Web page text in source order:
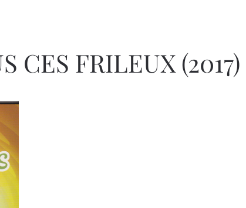
CES FRILEUX (2017)